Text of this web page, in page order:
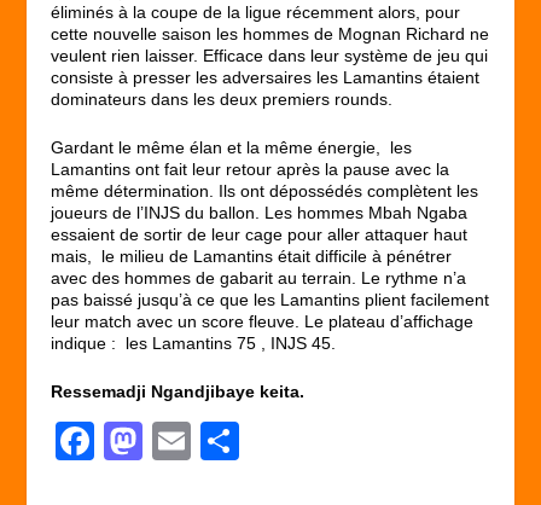
éliminés à la coupe de la ligue récemment alors, pour
cette nouvelle saison les hommes de Mognan Richard ne
veulent rien laisser. Efficace dans leur système de jeu qui
consiste à presser les adversaires les Lamantins étaient
dominateurs dans les deux premiers rounds.
Gardant le même élan et la même énergie, les
Lamantins ont fait leur retour après la pause avec la
même détermination. Ils ont dépossédés complètent les
joueurs de l’INJS du ballon. Les hommes Mbah Ngaba
essaient de sortir de leur cage pour aller attaquer haut
mais, le milieu de Lamantins était difficile à pénétrer
avec des hommes de gabarit au terrain. Le rythme n’a
pas baissé jusqu’à ce que les Lamantins plient facilement
leur match avec un score fleuve. Le plateau d’affichage
indique : les Lamantins 75 , INJS 45.
Ressemadji Ngandjibaye keita.
F
M
E